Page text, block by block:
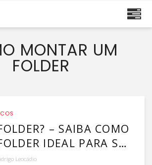
MONTAR UM
FOLDER
– SAIBA COMO
IDEAL PARA SUA
Leocádio